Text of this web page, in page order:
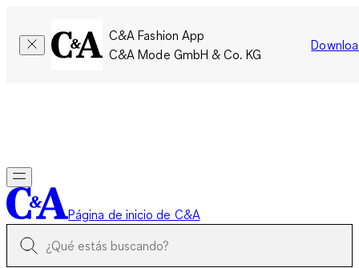
C&A Fashion App
C&A Mode GmbH & Co. KG
Página de inicio de C&A